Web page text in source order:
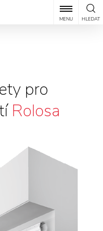
HLEDAT
MENU
pro
Rolosa